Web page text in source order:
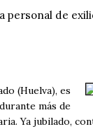
de
(Huelva), es
más de
Ya jubilado,